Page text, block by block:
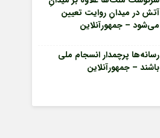
آتش در میدانِ روایت تعیین
می‌شود – جمهورآنلاین
رسانه‌ها پرچمدار انسجام ملی
باشند – جمهورآنلاین